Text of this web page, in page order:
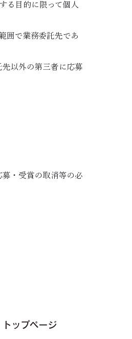
る目的に限って個人
囲で業務委託先であ
以外の第三者に応募
・受賞の取消等の必
​トップページ